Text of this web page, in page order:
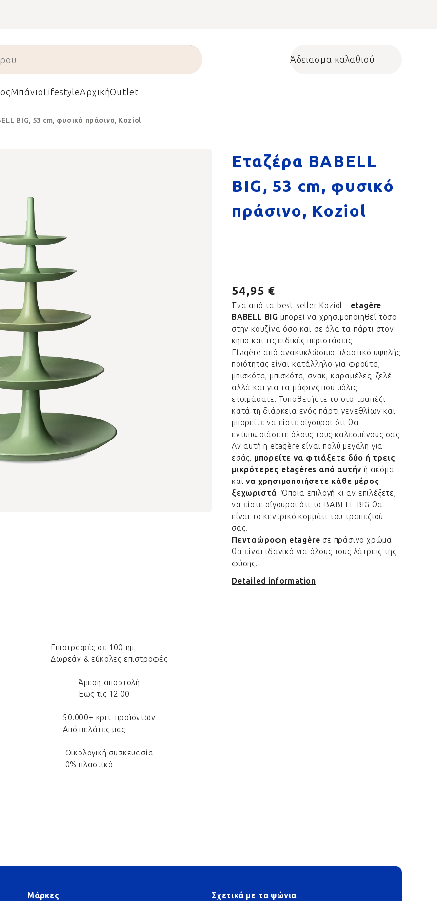
Shopping cart
Άδειασμα καλαθιού
ΜπάνιοLifestyleΑρχικήOutlet
BIG, 53 cm, φυσικό πράσινο, Koziol
Εταζέρα BABELL
BIG, 53 cm, φυσικό
πράσινο, Koziol
54,95 €
Ένα από τα best seller Koziol - etagère
BABELL BIG μπορεί να χρησιμοποιηθεί τόσο
στην κουζίνα όσο και σε όλα τα πάρτι στον
κήπο και τις ειδικές περιστάσεις.
Etagère από ανακυκλώσιμο πλαστικό υψηλής
ποιότητας είναι κατάλληλο για φρούτα,
μπισκότα, μπισκότα, σνακ, καραμέλες, ζελέ
αλλά και για τα μάφινς που μόλις
ετοιμάσατε. Τοποθετήστε το στο τραπέζι
κατά τη διάρκεια ενός πάρτι γενεθλίων και
μπορείτε να είστε σίγουροι ότι θα
εντυπωσιάσετε όλους τους καλεσμένους σας.
Αν αυτή η etagère είναι πολύ μεγάλη για
εσάς, μπορείτε να φτιάξετε δύο ή τρεις
μικρότερες etagères από αυτήν ή ακόμα
καινα χρησιμοποιήσετε κάθε μέρος
ξεχωριστά. Όποια επιλογή κι αν επιλέξετε,
να είστε σίγουροι ότι το BABELL BIG θα
είναι το κεντρικό κομμάτι του τραπεζιού
σας!
Πενταώροφη etagère σε πράσινο χρώμα
θα είναι ιδανικό για όλους τους λάτρεις της
φύσης.
Detailed information
Επιστροφές σε 100 ημ.
Δωρεάν & εύκολες επιστροφές
Άμεση αποστολή
Έως τις 12:00
50.000+ κριτ. προϊόντων
Από πελάτες μας
Οικολογική συσκευασία
0% πλαστικό
Μάρκες Σχετικά με τα ψώνια